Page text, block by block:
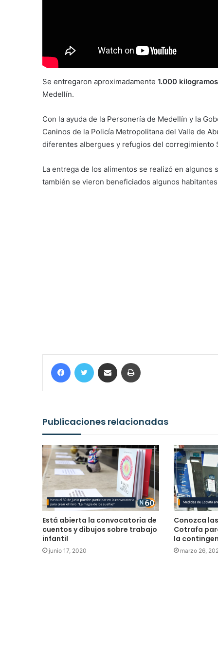
Se entregaron aproximadamente 1.000
Medellín.
Con la ayuda de la Personería de Medellín y la
Caninos de la Policía Metropolitana del Valle de
diferentes albergues y refugios del corregimiento
La entrega de los alimentos se realizó en
también se vieron beneficiados algunos
FacebookTwitter Compartir por correo electrónico
Publicaciones relacionadas
Está abierta la convocatoria de
cuentos y dibujos sobre trabajo
infantil
junio 17, 2020
Conozca
Cotrafa
la
marzo 26,